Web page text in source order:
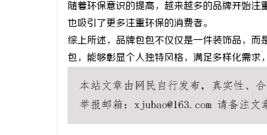
随着环保意识的提高，越来越多的品牌开始注
也吸引了更多注重环保的消费者。
综上所述，品牌包包不仅仅是一件装饰品，
包，能够彰显个人独特风格，满足多样化需求